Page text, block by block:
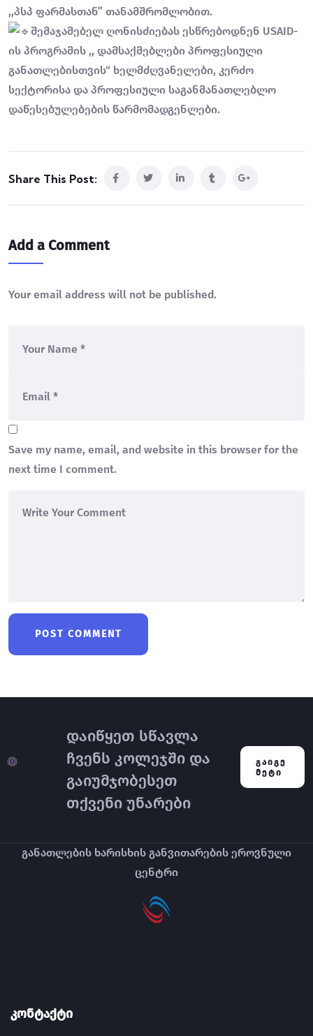
,,პსპ ფარმასთან” თანამშრომლობით.
შემაჯამებელ ღონისძიებას ესწრებოდნენ USAID-
ის პროგრამის ,, დამსაქმებლები პროფესიული
განათლებისთვის“ ხელმძღვანელები, კერძო
სექტორისა და პროფესიული საგანმანათლებლო
დაწესებულებების წარმომადგენლები.
Share This Post:
Add a Comment
Your email address will not be published.
Save my name, email, and website in this browser for the
next time I comment.
დაიწყეთ სწავლა
ჩვენს კოლეჯში და
გაიუმჯობესეთ
თქვენი უნარები
ᲒᲐᲘᲒᲔ
ᲛᲔᲢᲘ
განათლების ხარისხის განვითარების ეროვნული
ცენტრი
კონტაქტი